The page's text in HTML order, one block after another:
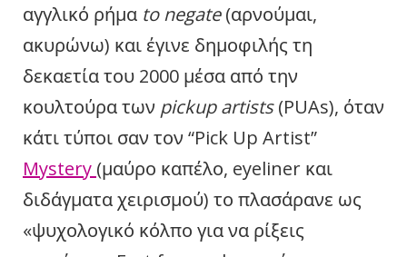
αγγλικό ρήμα to negate(αρνούμαι,
ακυρώνω) και έγινε δημοφιλής τη
δεκαετία του 2000 μέσα από την
κουλτούρα των pickup artists(PUAs), όταν
κάτι τύποι σαν τον “Pick Up Artist”
Mystery (μαύρο καπέλο, eyeliner και
διδάγματα χειρισμού) το πλασάρανε ως
«ψυχολογικό κόλπο για να ρίξεις